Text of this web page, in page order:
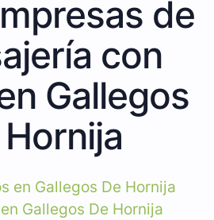
de
con
Gallegos
en Gallegos De Hornija
Gallegos De Hornija